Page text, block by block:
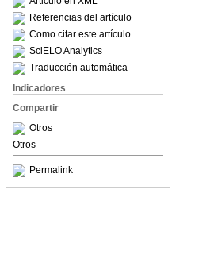
Referencias del artículo
Como citar este artículo
SciELO Analytics
Traducción automática
Indicadores
Compartir
Otros
Otros
Permalink